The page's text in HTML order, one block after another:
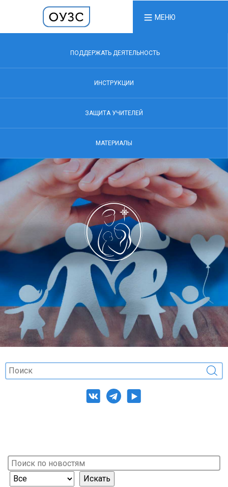
МЕНЮ
ПОДДЕРЖАТЬ ДЕЯТЕЛЬНОСТЬ
ИНСТРУКЦИИ
ЗАЩИТА УЧИТЕЛЕЙ
МАТЕРИАЛЫ